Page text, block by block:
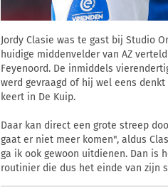
Jordy Clasie was te gast bij Studio
huidige middenvelder van AZ
Feyenoord. De inmiddels
werd gevraagd of hij wel eens
keert in De Kuip.
Daar kan direct een grote streep
gaat er niet meer komen", aldus
ga ik ook gewoon uitdienen. Dan is
routinier die dus het einde van zijn